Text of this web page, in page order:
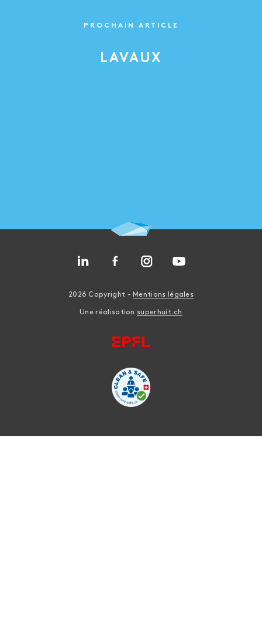
PROCHAIN ARTICLE
LAVAUX
2026 Copyright - Mentions légales
Une réalisation superhuit.ch